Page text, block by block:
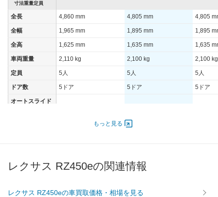
寸法重量定員
全長 4,860 mm 4,805 mm 4,805
全幅 1,965 mm 1,895 mm 1,895
全高 1,625 mm 1,635 mm 1,635
車両重量 2,110 kg 2,100 kg 2,100 kg
定員 5人 5人 5人
ドア数 5ドア 5ドア 5ドア
オートスライド
過給機 - -
前輪サイズ 255/40R21 102Y 235/50R20 104V 235/
もっと見る
レクサス RZ450eの関連情報
レクサス RZ450eの車買取価格・相場を見る